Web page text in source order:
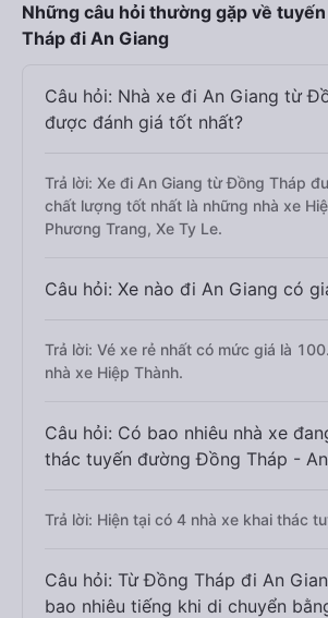
Những câu hỏi thường gặp về
Tháp đi An Giang
Câu hỏi: Nhà xe đi An Giang từ
được đánh giá tốt nhất?
Trả lời: Xe đi An Giang từ Đồng Tháp
chất lượng tốt nhất là những nhà xe
Phương Trang, Xe Ty Le.
Câu hỏi: Xe nào đi An Giang có
Trả lời: Vé xe rẻ nhất có mức giá là
nhà xe Hiệp Thành.
Câu hỏi: Có bao nhiêu nhà xe
thác tuyến đường Đồng Tháp -
Trả lời: Hiện tại có 4 nhà xe khai thác
Câu hỏi: Từ Đồng Tháp đi An
bao nhiêu tiếng khi di chuyển